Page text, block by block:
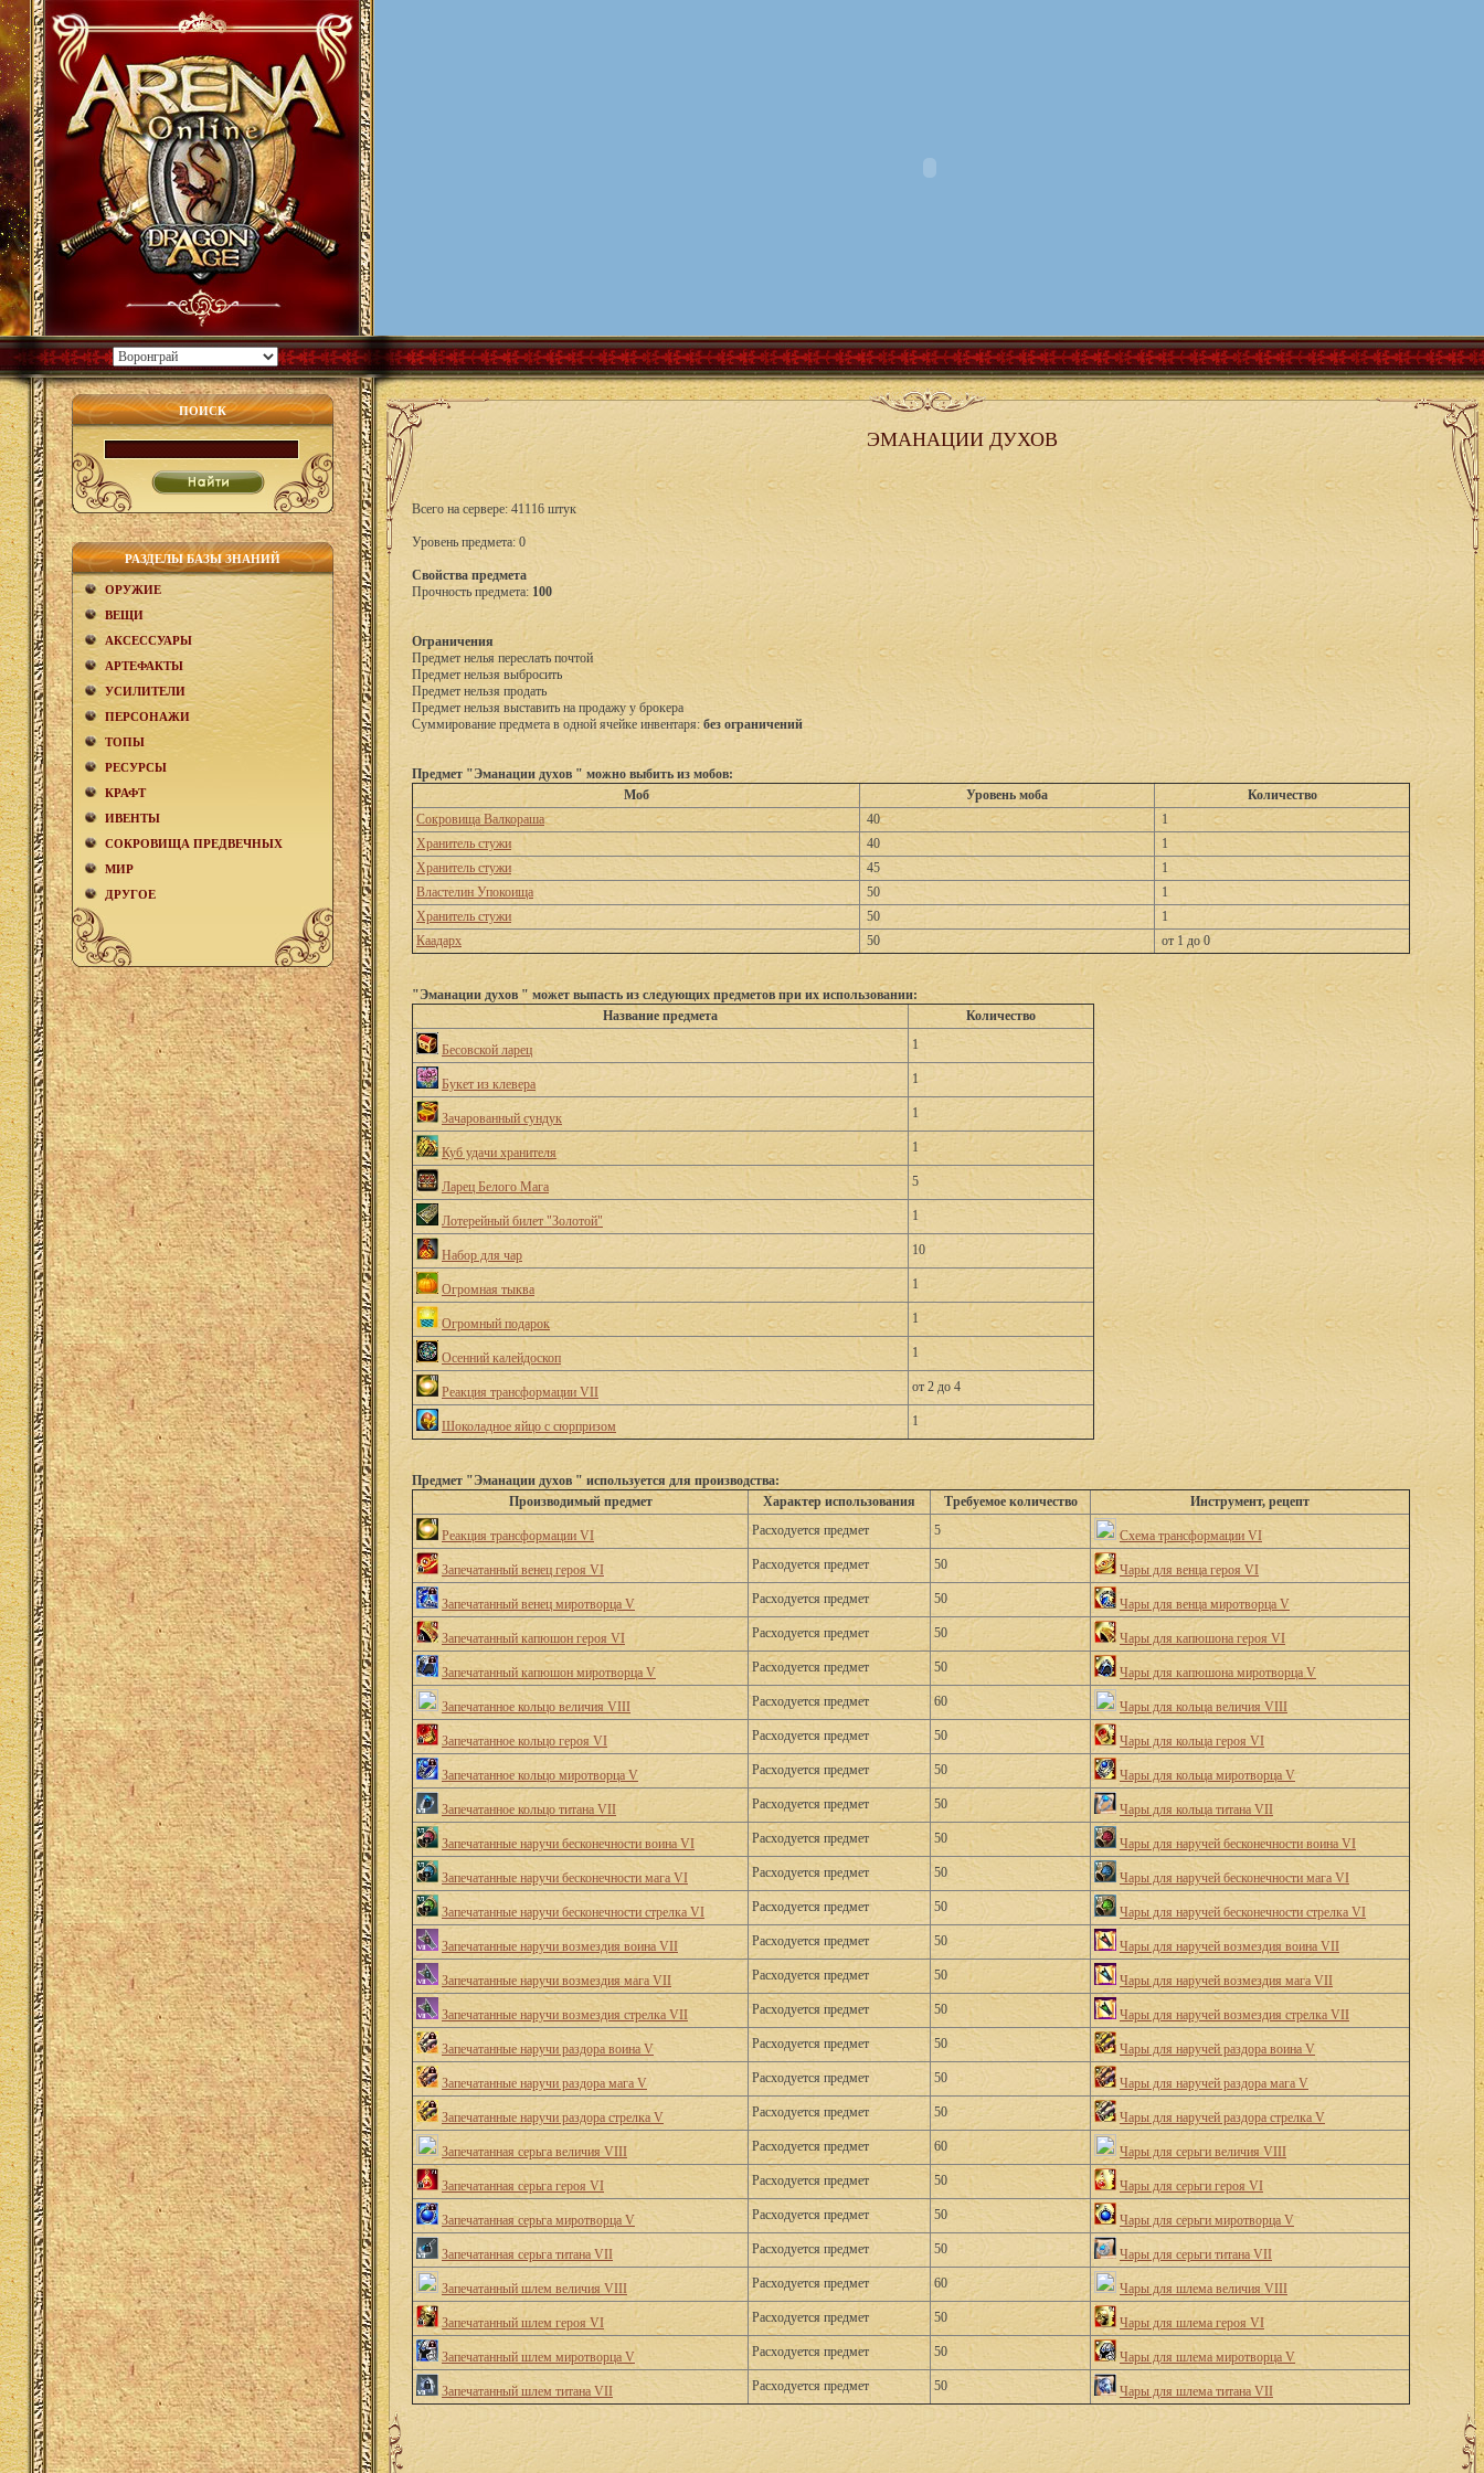
ПОИСК
РАЗДЕЛЫ БАЗЫ ЗНАНИЙ
ОРУЖИЕ
ВЕЩИ
АКCЕСCУАРЫ
АРТЕФАКТЫ
УСИЛИТЕЛИ
ПЕРСОНАЖИ
ТОПЫ
РЕСУРСЫ
КРАФТ
ИВЕНТЫ
СОКРОВИЩА ПРЕДВЕЧНЫХ
МИР
ДРУГОЕ
ЭМАНАЦИИ ДУХОВ
Всего на сервере: 41116 штук
Уровень предмета: 0
Свойства предмета
Прочность предмета: 100
Ограничения
Предмет нелья переслать почтой
Предмет нельзя выбросить
Предмет нельзя продать
Предмет нельзя выставить на продажу у брокера
Суммирование предмета в одной ячейке инвентаря: без ограничений
Предмет "Эманации духов " можно выбить из мобов:
Моб
Уровень моба
Количество
Сокровища Валкораша
40
1
Хранитель стужи
40
1
Хранитель стужи
45
1
Властелин Упокоища
50
1
Хранитель стужи
50
1
Каадарх
50 от 1 до 0
"Эманации духов " может выпасть из следующих предметов при их использовании:
Название предмета
Количество
Бесовской ларец 1
Букет из клевера 1
Зачарованный сундук 1
Куб удачи хранителя 1
Ларец Белого Мага 5
Лотерейный билет "Золотой" 1
Набор для чар 10
Огромная тыква 1
Огромный подарок 1
Осенний калейдоскоп 1
Реакция трансформации VII от 2 до 4
Шоколадное яйцо с сюрпризом 1
Предмет "Эманации духов " используется для производства:
Производимый предмет
Характер использования Требуемое количество Инструмент, рецепт
Реакция трансформации VI Расходуется предмет 5 Схема трансформации VI
Запечатанный венец героя VI Расходуется предмет 50 Чары для венца героя VI
Запечатанный венец миротворца V Расходуется предмет 50 Чары для венца миротворца V
Запечатанный капюшон героя VI Расходуется предмет 50 Чары для капюшона героя VI
Запечатанный капюшон миротворца V Расходуется предмет 50 Чары для капюшона миротворца V
Запечатанное кольцо величия VIII Расходуется предмет 60 Чары для кольца величия VIII
Запечатанное кольцо героя VI Расходуется предмет 50 Чары для кольца героя VI
Запечатанное кольцо миротворца V Расходуется предмет 50 Чары для кольца миротворца V
Запечатанное кольцо титана VII Расходуется предмет 50 Чары для кольца титана VII
Запечатанные наручи бесконечности воина VI Расходуется предмет 50 Чары для наручей бесконечности воина VI
Запечатанные наручи бесконечности мага VI Расходуется предмет 50 Чары для наручей бесконечности мага VI
Запечатанные наручи бесконечности стрелка VI Расходуется предмет 50 Чары для наручей бесконечности стрелка VI
Запечатанные наручи возмездия воина VII Расходуется предмет 50 Чары для наручей возмездия воина VII
Запечатанные наручи возмездия мага VII Расходуется предмет 50 Чары для наручей возмездия мага VII
Запечатанные наручи возмездия стрелка VII Расходуется предмет 50 Чары для наручей возмездия стрелка VII
Запечатанные наручи раздора воина V Расходуется предмет 50 Чары для наручей раздора воина V
Запечатанные наручи раздора мага V Расходуется предмет 50 Чары для наручей раздора мага V
Запечатанные наручи раздора стрелка V Расходуется предмет 50 Чары для наручей раздора стрелка V
Запечатанная серьга величия VIII Расходуется предмет 60 Чары для серьги величия VIII
Запечатанная серьга героя VI Расходуется предмет 50 Чары для серьги героя VI
Запечатанная серьга миротворца V Расходуется предмет 50 Чары для серьги миротворца V
Запечатанная серьга титана VII Расходуется предмет 50 Чары для серьги титана VII
Запечатанный шлем величия VIII Расходуется предмет 60 Чары для шлема величия VIII
Запечатанный шлем героя VI Расходуется предмет 50 Чары для шлема героя VI
Запечатанный шлем миротворца V Расходуется предмет 50 Чары для шлема миротворца V
Запечатанный шлем титана VII Расходуется предмет 50 Чары для шлема титана VII